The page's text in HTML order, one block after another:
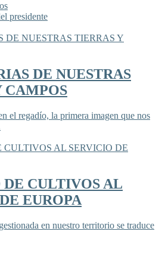
presidente
DE NUESTRAS
CAMPOS
el regadío, la primera imagen que nos
CULTIVOS AL
EUROPA
en nuestro territorio se traduce